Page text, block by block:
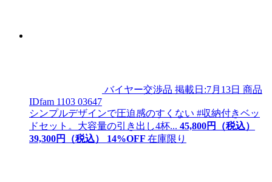
バイヤー交渉品 掲載日:7月13日 商品
IDfam 1103 03647
シンプルデザインで圧迫感のすくない #収納付きベッ
ドセット。大容量の引き出し4杯... 45,800円（税込）
39,300円（税込） 14%OFF 在庫限り